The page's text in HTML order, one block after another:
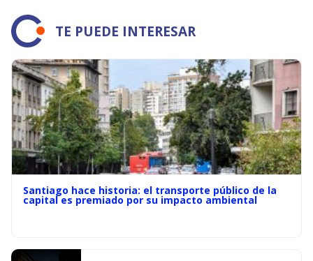
TE PUEDE INTERESAR
Santiago hace historia: el transporte público de la
capital es premiado por su impacto ambiental